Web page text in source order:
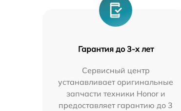
Гарантия до 3-х лет
Сервисный центр
устанавливает оригинальные
запчасти техники Honor и
предоставляет гарантию до 3